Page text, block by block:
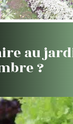
au
?